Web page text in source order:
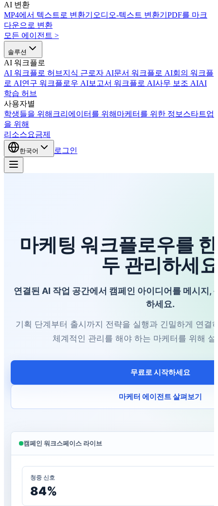
AI 변환
MP4에서 텍스트로 변환기 오디오-텍스트 변환기 PDF를 마크
다운으로 변환
모든 에이전트 >
솔루션
AI 워크플로
AI 워크플로 허브 지식 근로자 AI문서 워크플로 AI회의 워크플
로 AI연구 워크플로우 AI보고서 워크플로 AI사무 보조 AIAI
학습 허브
사용자별
학생들을 위해 크리에이터를 위해 마케터를 위한 정보 스타트업
을 위해
리소스요금제
한국어 로그인
마케팅 워크플로우를
두 관리하세
연결된 AI 작업 공간에서 캠페인 아이디어를 메시지,
하세요.
기획 단계부터 출시까지 전략을 실행과 긴밀하게 연결
체계적인 관리를 해야 하는 마케터를 위해
무료로 시작하세요
마케터 에이전트 살펴보기
캠페인 워크스페이스 라이브
청중 신호
84%